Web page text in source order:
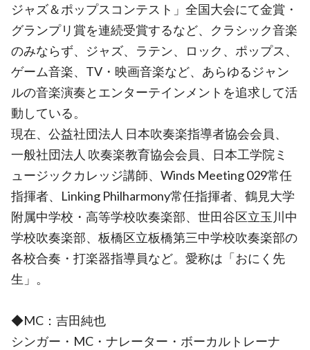
ジャズ＆ポップスコンテスト」全国大会にて金賞・
グランプリ賞を連続受賞するなど、クラシック音楽
のみならず、ジャズ、ラテン、ロック、ポップス、
ゲーム音楽、TV・映画音楽など、あらゆるジャン
ルの音楽演奏とエンターテインメントを追求して活
動している。
現在、公益社団法人 日本吹奏楽指導者協会会員、
一般社団法人 吹奏楽教育協会会員、日本工学院ミ
ュージックカレッジ講師、Winds Meeting 029常任
指揮者、Linking Philharmony常任指揮者、鶴見大学
附属中学校・高等学校吹奏楽部、世田谷区立玉川中
学校吹奏楽部、板橋区立板橋第三中学校吹奏楽部の
各校合奏・打楽器指導員など。愛称は「おにく先
生」。
◆MC：吉田純也
シンガー・MC・ナレーター・ボーカルトレーナ